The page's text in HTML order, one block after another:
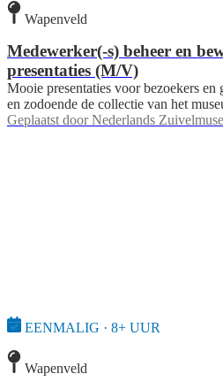
Wapenveld
Medewerker(-s) beheer en
presentaties (M/V)
Mooie presentaties voor bezoekers
en zodoende de collectie van het
Geplaatst door Nederlands
EENMALIG · 8+ UUR
Wapenveld